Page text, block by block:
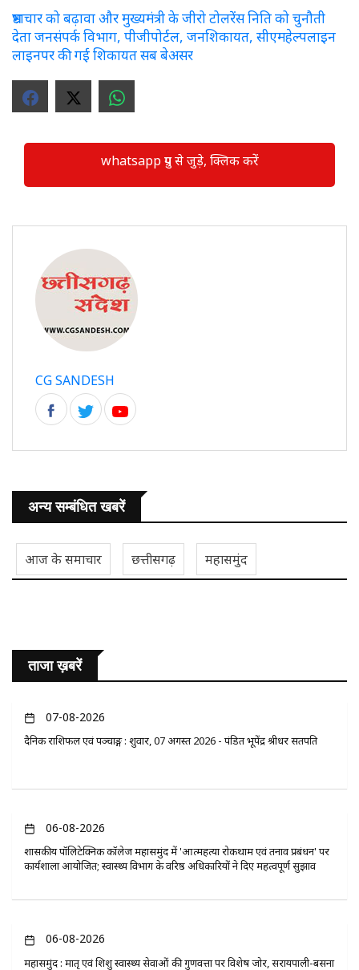
भ्रष्टाचार को बढ़ावा और मुख्यमंत्री के जीरो टोलरेंस निति को चुनौती
देता जनसंपर्क विभाग, पीजीपोर्टल, जनशिकायत, सीएमहेल्पलाइन
लाइनपर की गई शिकायत सब बेअसर
whatsapp ग्रुप से जुड़े, क्लिक करें
CG SANDESH
अन्य सम्बंधित खबरें
आज के समाचार छत्तीसगढ़ महासमुंद
ताजा ख़बरें
07-08-2026
दैनिक राशिफल एवं पञ्चाङ्ग : शुक्रवार, 07 अगस्त 2026 - पंडित भूपेंद्र श्रीधर सतपति
06-08-2026
​शासकीय पॉलिटेक्निक कॉलेज महासमुंद में 'आत्महत्या रोकथाम एवं तनाव प्रबंधन' पर
कार्यशाला आयोजित; स्वास्थ्य विभाग के वरिष्ठ अधिकारियों ने दिए महत्वपूर्ण सुझाव
06-08-2026
महासमुंद : मातृ एवं शिशु स्वास्थ्य सेवाओं की गुणवत्ता पर विशेष जोर, सरायपाली-बसना